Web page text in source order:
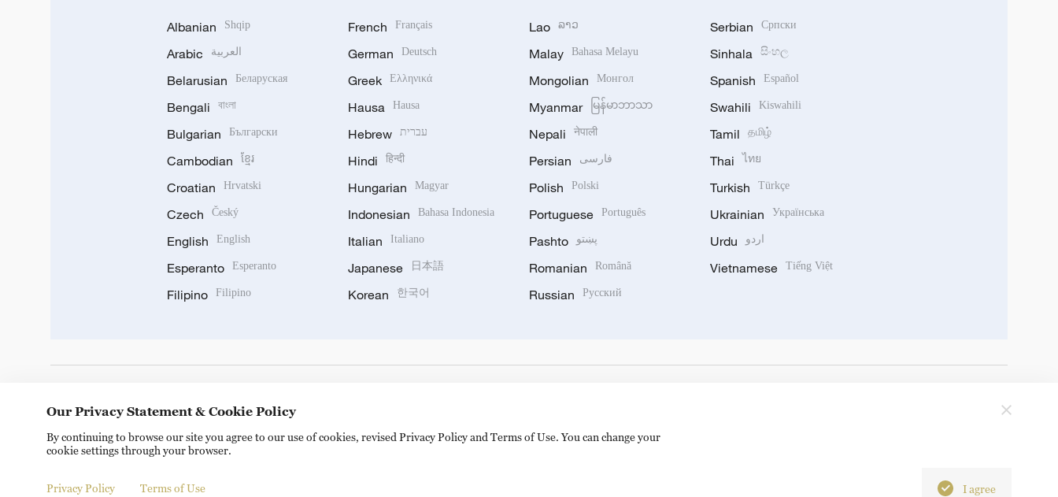
Albanian Shqip
Arabic العربية
Belarusian Беларуская
Bengali বাংলা
Bulgarian Български
Cambodian ខ្មែរ
Croatian Hrvatski
Czech Český
English English
Esperanto Esperanto
Filipino Filipino
French Français
German Deutsch
Greek Ελληνικά
Hausa Hausa
Hebrew עברית
Hindi हिन्दी
Hungarian Magyar
Indonesian Bahasa Indonesia
Italian Italiano
Japanese 日本語
Korean 한국어
Lao ລາວ
Malay Bahasa Melayu
Mongolian Монгол
Myanmar မြန်မာဘာသာ
Nepali नेपाली
Persian فارسی
Polish Polski
Portuguese Português
Pashto پښتو
Romanian Română
Russian Русский
Serbian Српски
Sinhala සිංහල
Spanish Español
Swahili Kiswahili
Tamil தமிழ்
Thai ไทย
Turkish Türkçe
Ukrainian Українська
Urdu اردو
Vietnamese Tiếng Việt
Copyright © 2024 CGTN. 京ICP备20000184号
Our Privacy Statement & Cookie Policy
By continuing to browse our site you agree to our use of cookies, revised Privacy Policy and Terms of Use. You can change your
cookie settings through your browser.
Privacy Policy Terms of Use I agree